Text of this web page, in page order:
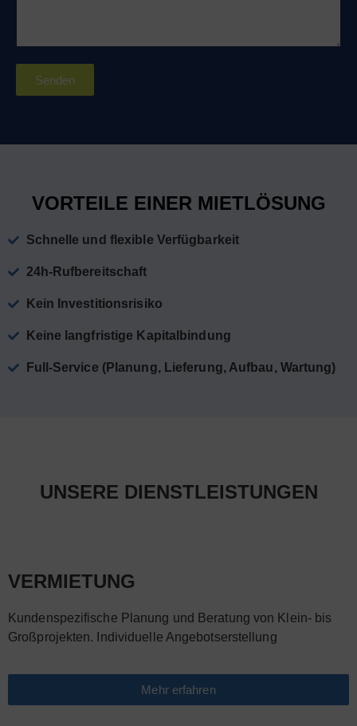
Senden
VORTEILE EINER MIETLÖSUNG
Schnelle und flexible Verfügbarkeit
24h-Rufbereitschaft
Kein Investitionsrisiko
Keine langfristige Kapitalbindung
Full-Service (Planung, Lieferung, Aufbau, Wartung)
UNSERE DIENSTLEISTUNGEN
VERMIETUNG
Kundenspezifische Planung und Beratung von Klein- bis
Großprojekten. Individuelle Angebotserstellung
Mehr erfahren